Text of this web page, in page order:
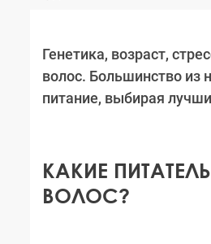
Генетика, возраст,
волос. Большинство из
питание, выбирая
КАКИЕ
ВОЛОС?